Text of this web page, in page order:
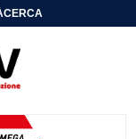
CERCA